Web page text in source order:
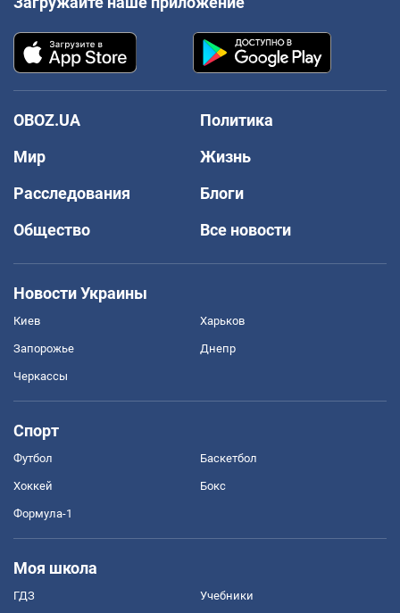
OBOZ.UA
Политика
Мир
Жизнь
Расследования
Блоги
Общество
Все новости
Новости Украины
Киев Харьков
Запорожье Днепр
Черкассы
Спорт
Футбол Баскетбол
Хоккей Бокс
Формула-1
Моя школа
ГДЗ Учебники